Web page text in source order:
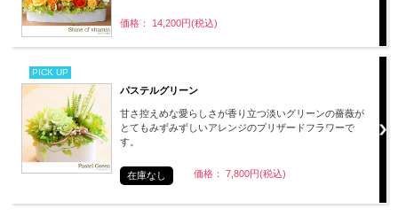
価格： 14,200円(税込)
PICK UP
パステルグリーン
甘さ控えめな愛らしさが香り立つ淡いグリーンの薔薇が
とてもみずみずしいアレンジのプリザードフラワーで
す。
価格： 7,800円(税込)
在庫なし